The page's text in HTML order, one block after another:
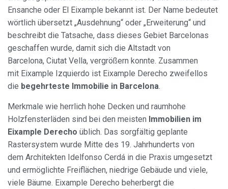
Ensanche oder El Eixample bekannt ist. Der Name bedeutet
wörtlich übersetzt „Ausdehnung“ oder „Erweiterung“ und
beschreibt die Tatsache, dass dieses Gebiet Barcelonas
geschaffen wurde, damit sich die Altstadt von
Barcelona, Ciutat Vella, vergrößern konnte. Zusammen
mit Eixample Izquierdo ist Eixample Derecho zweifellos
die begehrteste Immobilie in Barcelona.
Merkmale wie herrlich hohe Decken und raumhohe
Holzfensterläden sind bei den meisten Immobilien im
Eixample Derecho üblich. Das sorgfältig geplante
Rastersystem wurde Mitte des 19. Jahrhunderts von
dem Architekten Idelfonso Cerdá in die Praxis umgesetzt
und ermöglichte Freiflächen, niedrige Gebäude und viele,
viele Bäume. Eixample Derecho beherbergt die